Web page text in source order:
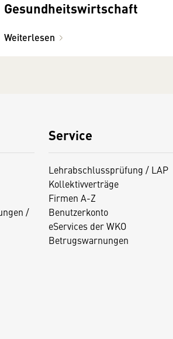
Gesundheitswirtschaft
Weiterlesen
/
Service
Lehrabschlussprüfung / LAP
Kollektivverträge
Firmen A-Z
Benutzerkonto
eServices der WKO
Betrugswarnungen